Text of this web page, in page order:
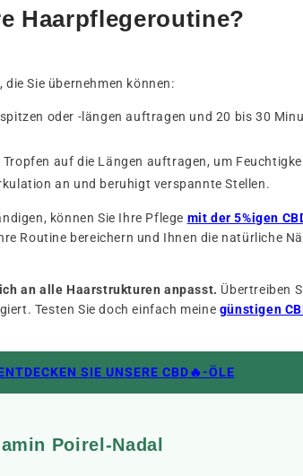
Haarpflegeroutine?
Sie übernehmen können:
oder -längen auftragen und 20 bis 30
Tropfen auf die Längen auftragen, um
an und beruhigt verspannte Stellen.
können Sie Ihre Pflege mit der 5%igen
Routine bereichern und Ihnen die natürliche
an alle Haarstrukturen anpasst. Übertreiben
Testen Sie doch einfach meine günstigen
SIE UNSERE CBD🔥-ÖLE
Poirel-Nadal